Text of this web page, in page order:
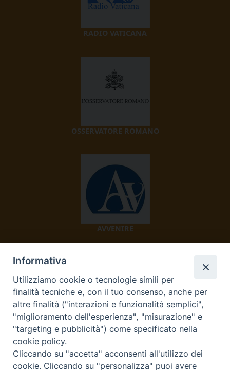
RADIO VATICANA
OSSERVATORE ROMANO
AVVENIRE
TV 2000
Informativa
Utilizziamo cookie o tecnologie simili per
finalità tecniche e, con il tuo consenso, anche per
altre finalità ("interazioni e funzionalità semplici",
"miglioramento dell'esperienza", "misurazione" e
"targeting e pubblicità") come specificato nella
cookie policy.
Cliccando su "accetta" acconsenti all'utilizzo dei
cookie. Cliccando su "personalizza" puoi avere